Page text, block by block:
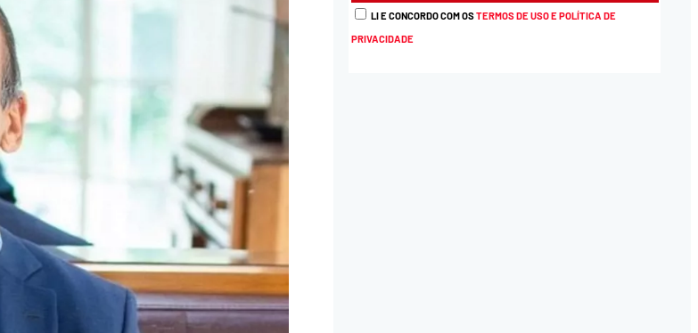
LI E CONCORDO COM OSTERMOS DE USO E POLÍTICA DE
PRIVACIDADE